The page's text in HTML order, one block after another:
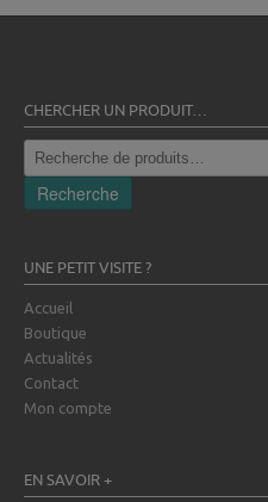
CHERCHER UN PRODUIT…
Recherche
pour :
Recherche
UNE PETIT VISITE ?
Accueil
Boutique
Actualités
Contact
Mon compte
EN SAVOIR +